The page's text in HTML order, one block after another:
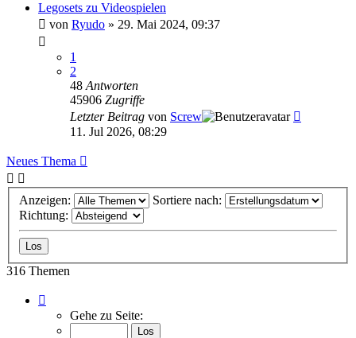
Legosets zu Videospielen
von Ryudo » 29. Mai 2024, 09:37
1
2
48 Antworten
45906 Zugriffe
Letzter Beitrag von Screw
11. Jul 2026, 08:29
Neues Thema
Anzeigen:
Sortiere nach:
Richtung:
316 Themen
von
Gehe zu Seite: